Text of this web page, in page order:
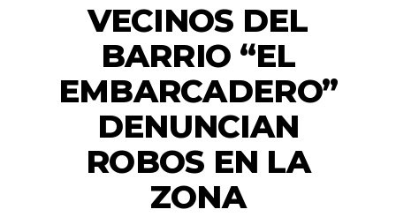
VECINOS DEL
BARRIO “EL
EMBARCADERO”
DENUNCIAN
ROBOS EN LA
ZONA